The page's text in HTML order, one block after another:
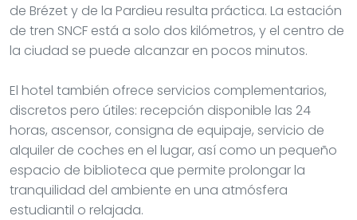
de Brézet y de la Pardieu resulta práctica. La estación
de tren SNCF está a solo dos kilómetros, y el centro de
la ciudad se puede alcanzar en pocos minutos.
El hotel también ofrece servicios complementarios,
discretos pero útiles: recepción disponible las 24
horas, ascensor, consigna de equipaje, servicio de
alquiler de coches en el lugar, así como un pequeño
espacio de biblioteca que permite prolongar la
tranquilidad del ambiente en una atmósfera
estudiantil o relajada.